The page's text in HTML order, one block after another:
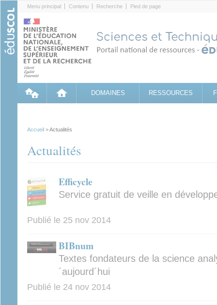
Menu principal Contenu Recherche Pied de page
DOMAINES RESSOURCES
Accueil > Actualités
Actualités
Efficycle
Service gratuit de veille en
Publié le 25 nov 2014
BIBnum
Textes fondateurs de la science
´aujourd´hui
Publié le 24 nov 2014